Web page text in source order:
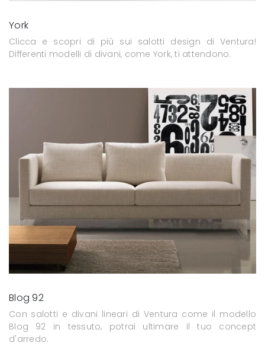
York
Clicca e scopri di più sui salotti design di Ventura!
Differenti modelli di divani, come York, ti attendono.
Blog 92
Con salotti e divani lineari di Ventura come il modello
Blog 92 in tessuto, potrai ultimare il tuo concept
d'arredo.